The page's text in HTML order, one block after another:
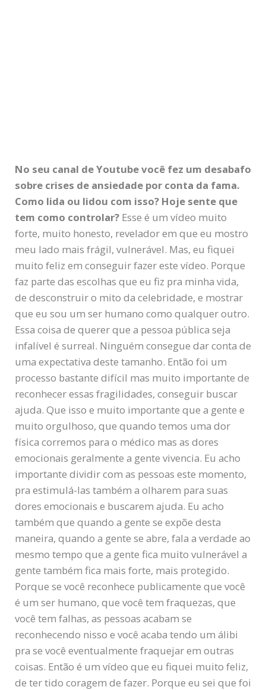
No seu canal de Youtube você fez um desabafo
sobre crises de ansiedade por conta da fama.
Como lida ou lidou com isso? Hoje sente que
tem como controlar? Esse é um vídeo muito
forte, muito honesto, revelador em que eu mostro
meu lado mais frágil, vulnerável. Mas, eu fiquei
muito feliz em conseguir fazer este vídeo. Porque
faz parte das escolhas que eu fiz pra minha vida,
de desconstruir o mito da celebridade, e mostrar
que eu sou um ser humano como qualquer outro.
Essa coisa de querer que a pessoa pública seja
infalível é surreal. Ninguém consegue dar conta de
uma expectativa deste tamanho. Então foi um
processo bastante difícil mas muito importante de
reconhecer essas fragilidades, conseguir buscar
ajuda. Que isso e muito importante que a gente e
muito orgulhoso, que quando temos uma dor
física corremos para o médico mas as dores
emocionais geralmente a gente vivencia. Eu acho
importante dividir com as pessoas este momento,
pra estimulá-las também a olharem para suas
dores emocionais e buscarem ajuda. Eu acho
também que quando a gente se expõe desta
maneira, quando a gente se abre, fala a verdade ao
mesmo tempo que a gente fica muito vulnerável a
gente também fica mais forte, mais protegido.
Porque se você reconhece publicamente que você
é um ser humano, que você tem fraquezas, que
você tem falhas, as pessoas acabam se
reconhecendo nisso e você acaba tendo um álibi
pra se você eventualmente fraquejar em outras
coisas. Então é um vídeo que eu fiquei muito feliz,
de ter tido coragem de fazer. Porque eu sei que foi